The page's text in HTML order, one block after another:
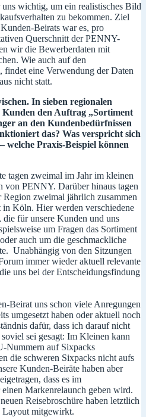
wichtig, um ein realistisches Bild
zu bekommen. Ziel
Beirats war es, pro
Querschnitt der PENNY-
wir die Bewerberdaten mit
Wie auch auf den
findet eine Verwendung der Daten
nicht statt.
In sieben regionalen
Kunden den Auftrag „Sortiment
an den Kundenbedürfnissen
das? Was verspricht sich
welche Praxis-Beispiel können
tagen zweimal im Jahr im kleinen
von PENNY. Darüber hinaus tagen
zweimal jährlich zusammen
Köln. Hier werden verschiedene
für unsere Kunden und uns
um Fragen das Sortiment
auch um die geschmackliche
Unabhängig von den Sitzungen
immer wieder aktuell relevante
uns bei der Entscheidungsfindung
Beirat uns schon viele Anregungen
umgesetzt haben oder aktuell noch
dafür, dass ich darauf nicht
sei gesagt: Im Kleinen kann
Nummern auf Sixpacks
die schweren Sixpacks nicht aufs
Kunden-Beiräte haben aber
dass es im
Markenrelaunch geben wird.
Reisebroschüre haben letztlich
Layout mitgewirkt.